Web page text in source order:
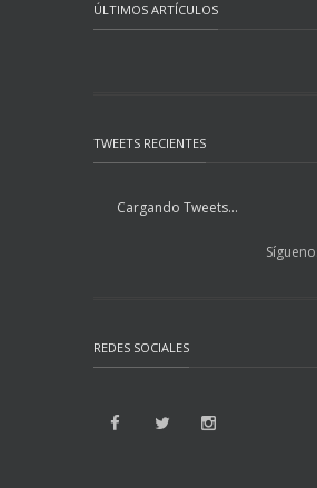
ÚLTIMOS ARTÍCULOS
TWEETS RECIENTES
Cargando Tweets...
REDES SOCIALES